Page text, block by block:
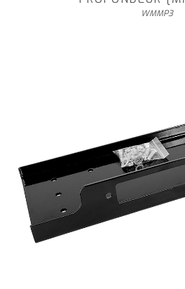
WMMP3